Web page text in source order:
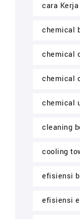
cara
chemical
chemical
chemical
chemical
cleaning
cooling
efisiensi
efisiensi